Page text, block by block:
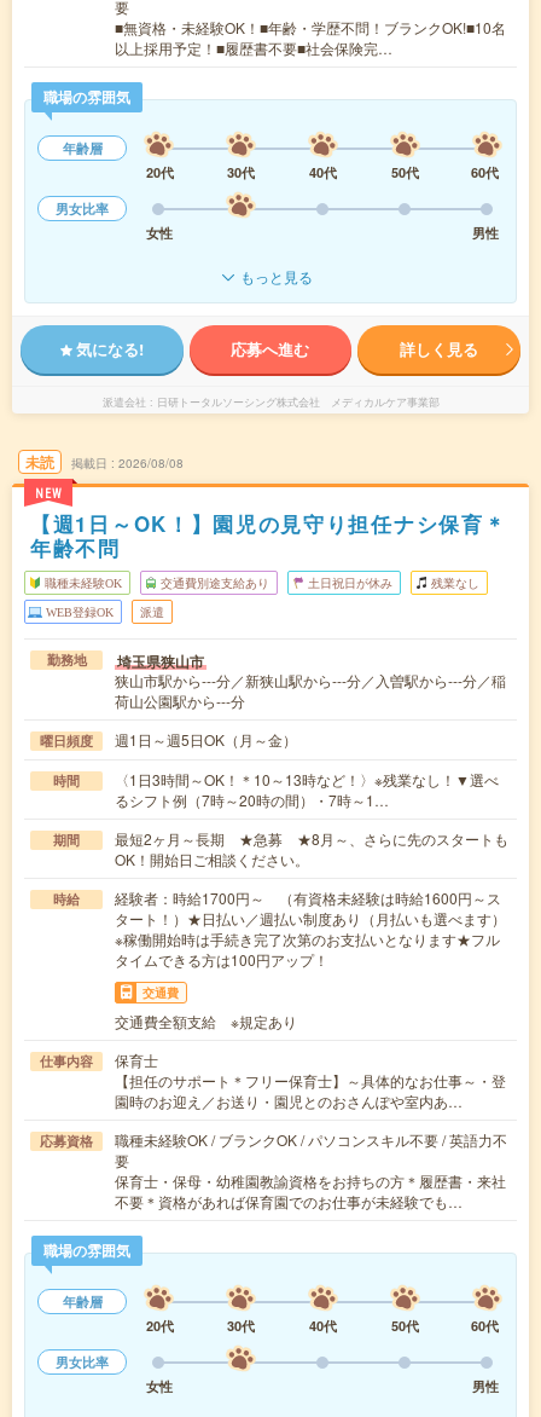
要
■無資格・未経験OK！■年齢・学歴不問！ブランクOK!■10名
以上採用予定！■履歴書不要■社会保険完…
職場の雰囲気
年齢層
20代
30代 40代 50代
60代
男女比率
女性
男性
もっと見る
気になる! 応募へ進む 詳しく見る
派遣会社 日研トータルソーシング株式会社 メディカルケア事業部
未読
NEW
掲載日 2026/08/08
【週1日～OK！】園児の見守り担任ナシ保育＊
年齢不問
職種未経験OK 交通費別途支給あり 土日祝日が休み 残業なし
WEB登録OK 派遣
勤務地 埼玉県狭山市
狭山市駅から---分／新狭山駅から---分／入曽駅から---分／稲
荷山公園駅から---分
曜日頻度 週1日～週5日OK（月～金）
時間
〈1日3時間～OK！＊10～13時など！〉※残業なし！▼選べ
るシフト例（7時～20時の間）・7時～1…
期間
最短2ヶ月～長期 ★急募 ★8月～、さらに先のスタートも
OK！開始日ご相談ください。
時給
経験者：時給1700円～ （有資格未経験は時給1600円～ス
タート！）★日払い／週払い制度あり（月払いも選べます）
※稼働開始時は手続き完了次第のお支払いとなります★フル
タイムできる方は100円アップ！
交通費
交通費全額支給 ※規定あり
仕事内容
保育士
【担任のサポート＊フリー保育士】～具体的なお仕事～・登
園時のお迎え／お送り・園児とのおさんぽや室内あ…
応募資格
職種未経験OK / ブランクOK / パソコンスキル不要 / 英語力不
要
保育士・保母・幼稚園教諭資格をお持ちの方＊履歴書・来社
不要＊資格があれば保育園でのお仕事が未経験でも…
職場の雰囲気
年齢層
20代
30代 40代 50代
60代
男女比率
女性
男性